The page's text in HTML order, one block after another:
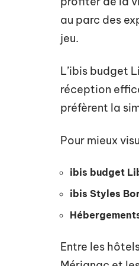
au parc des
jeu.
L’ibis budget
réception
préfèrent la
Pour mieux
ibis budget
ibis Styles
Entre les